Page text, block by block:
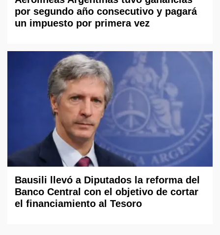
por segundo año consecutivo y pagará
un impuesto por primera vez
Bausili llevó a Diputados la reforma del
Banco Central con el objetivo de cortar
el financiamiento al Tesoro